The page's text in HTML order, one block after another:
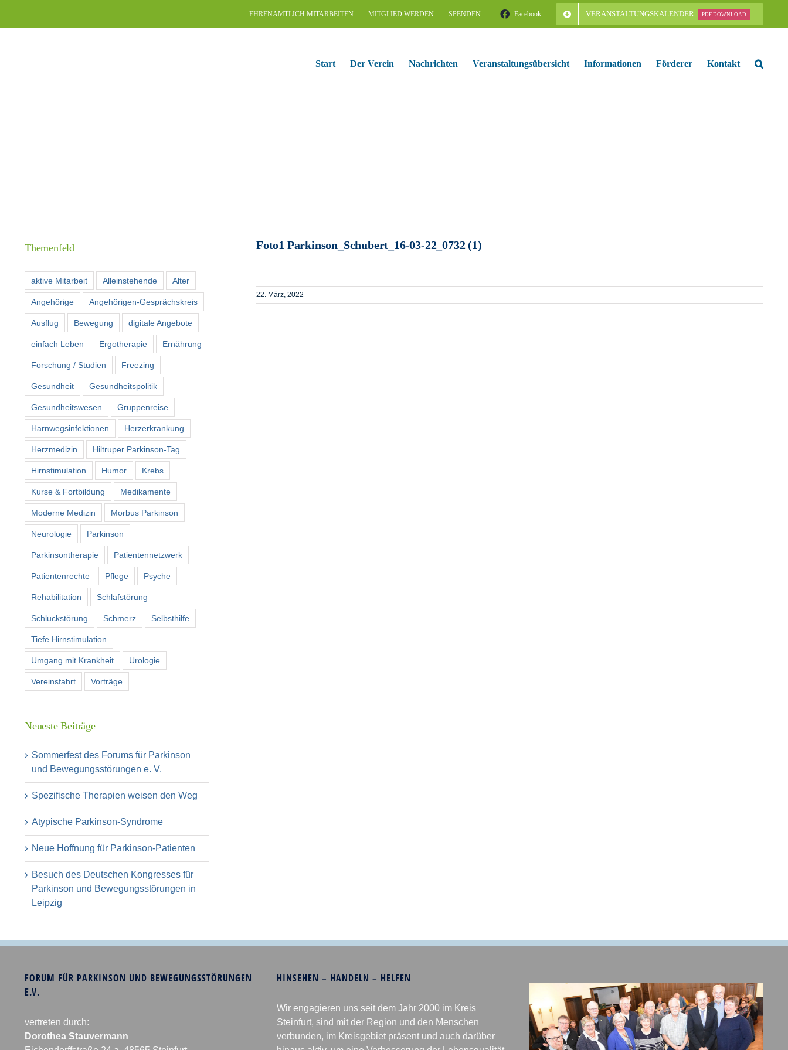
EHRENAMTLICH MITARBEITEN MITGLIED WERDEN SPENDEN Facebook VERANSTALTUNGSKALENDER PDF DOWNLOAD
Start Der Verein Nachrichten Veranstaltungsübersicht Informationen Förderer Kontakt
Foto1 Parkinson_Schubert_16-03-22_0732 (1)
22. März, 2022
Themenfeld
aktive Mitarbeit Alleinstehende Alter
Angehörige Angehörigen-Gesprächskreis
Ausflug Bewegung digitale Angebote
einfach Leben Ergotherapie Ernährung
Forschung / Studien Freezing
Gesundheit Gesundheitspolitik
Gesundheitswesen Gruppenreise
Harnwegsinfektionen Herzerkrankung
Herzmedizin Hiltruper Parkinson-Tag
Hirnstimulation Humor Krebs
Kurse & Fortbildung Medikamente
Moderne Medizin Morbus Parkinson
Neurologie Parkinson
Parkinsontherapie Patientennetzwerk
Patientenrechte Pflege Psyche
Rehabilitation Schlafstörung
Schluckstörung Schmerz Selbsthilfe
Tiefe Hirnstimulation
Umgang mit Krankheit Urologie
Vereinsfahrt Vorträge
Neueste Beiträge
Sommerfest des Forums für Parkinson
und Bewegungsstörungen e. V.
Spezifische Therapien weisen den Weg
Atypische Parkinson-Syndrome
Neue Hoffnung für Parkinson-Patienten
Besuch des Deutschen Kongresses für
Parkinson und Bewegungsstörungen in
Leipzig
FORUM FÜR PARKINSON UND BEWEGUNGSSTÖRUNGEN
E.V.
vertreten durch:
Dorothea Stauvermann
HINSEHEN – HANDELN – HELFEN
Wir engagieren uns seit dem Jahr 2000 im Kreis
Steinfurt, sind mit der Region und den Menschen
verbunden, im Kreisgebiet präsent und auch darüber